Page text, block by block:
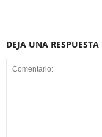
DEJA UNA RESPUESTA